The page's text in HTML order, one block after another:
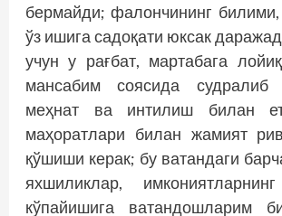
бермайди; фалончининг
ўз ишига садоқати юксак
учун у рағбат, мартабага
мансабим соясида
меҳнат ва интилиш билан
маҳоратлари билан жамият
қўшиши керак; бу ватандаги
яхшиликлар,
кўпайишига ватандошларим